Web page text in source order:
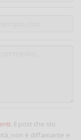
. Il post che sto
non è diffamante e